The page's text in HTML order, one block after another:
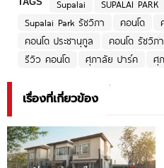
Supalai SUPALAI PARK
Supalai Park รัชวิภา
คอนโด
คอนโด ประชานุกูล
คอนโด รัชวิภา
รีวิว คอนโด
ศุภาลัย ปาร์ค ศุ
เรื่องที่เกี่ยวข้อง